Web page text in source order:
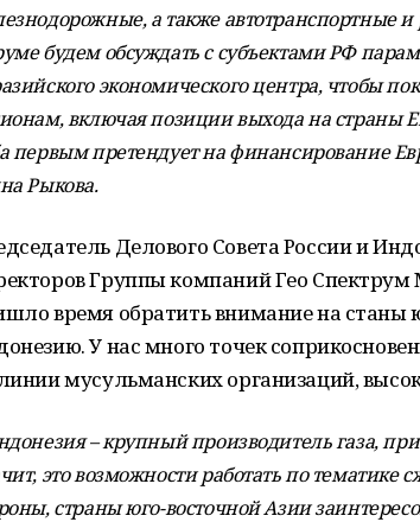
а также автотранспортные
будем обсуждать с субъектами РФ
экономического центра, чтобы
включая позиции выхода на страны
первым претендует на финансирование
Рыкова.
Делового Совета России и
Группы компаний Гео
время обратить внимание на станы
У нас много точек
мусульманских организаций,
– крупный производитель газа, при
это возможности работать по тематике
страны юго-восточной Азии